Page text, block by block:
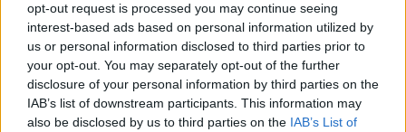
opt-out request is processed you may continue seeing
interest-based ads based on personal information utilized by
us or personal information disclosed to third parties prior to
your opt-out. You may separately opt-out of the further
disclosure of your personal information by third parties on the
IAB’s list of downstream participants. This information may
also be disclosed by us to third parties on the IAB’s List of
Ελλάδα|15.07.2025 14:37
ΕΟΦ: Ανάκληση διαγνωστικών τεστ
για HIV και σύφιλη